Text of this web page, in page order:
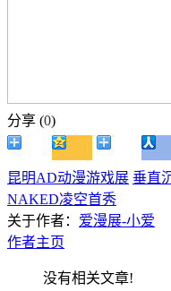
分享 (0)
昆明AD动漫游戏展 垂直
NAKED凌空首秀
关于作者： 爱漫展-小爱
作者主页
没有相关文章!